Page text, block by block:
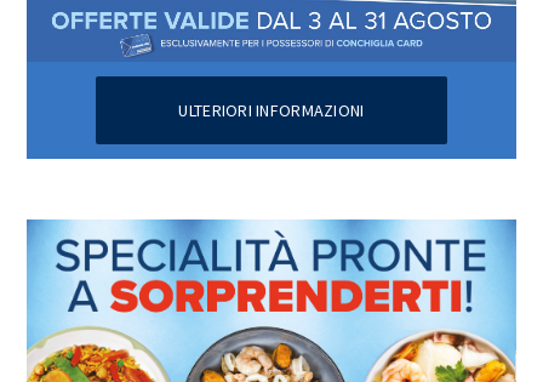
ULTERIORI INFORMAZIONI